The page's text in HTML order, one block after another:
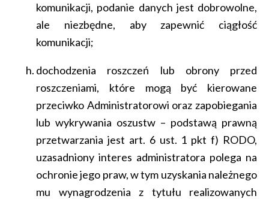
komunikacji, podanie danych jest dobrowolne,
ale niezbędne, aby zapewnić ciągłość
komunikacji;
dochodzenia roszczeń lub obrony przed
roszczeniami, które mogą być kierowane
przeciwko Administratorowi oraz zapobiegania
lub wykrywania oszustw – podstawą prawną
przetwarzania jest art. 6 ust. 1 pkt f) RODO,
uzasadniony interes administratora polega na
ochronie jego praw, w tym uzyskania należnego
mu wynagrodzenia z tytułu realizowanych